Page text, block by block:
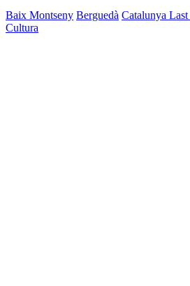
Baix Montseny Berguedà Catalunya
Cultura